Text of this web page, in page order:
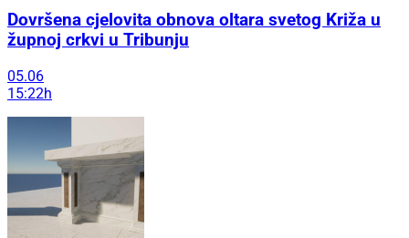
Dovršena cjelovita obnova oltara svetog Križa u
župnoj crkvi u Tribunju
05.06
15:22h